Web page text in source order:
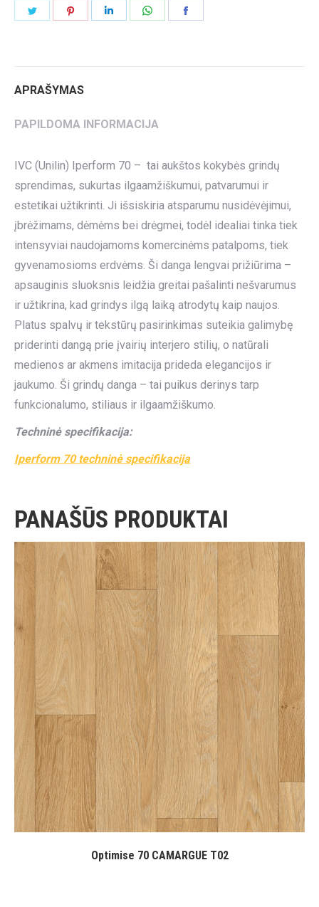
APRAŠYMAS
PAPILDOMA INFORMACIJA
IVC (Unilin) Iperform 70 – tai aukštos kokybės grindų
sprendimas, sukurtas ilgaamžiškumui, patvarumui ir
estetikai užtikrinti. Ji išsiskiria atsparumu nusidėvėjimui,
įbrėžimams, dėmėms bei drėgmei, todėl idealiai tinka tiek
intensyviai naudojamoms komercinėms patalpoms, tiek
gyvenamosioms erdvėms. Ši danga lengvai prižiūrima –
apsauginis sluoksnis leidžia greitai pašalinti nešvarumus
ir užtikrina, kad grindys ilgą laiką atrodytų kaip naujos.
Platus spalvų ir tekstūrų pasirinkimas suteikia galimybę
priderinti dangą prie įvairių interjero stilių, o natūrali
medienos ar akmens imitacija prideda elegancijos ir
jaukumo. Ši grindų danga – tai puikus derinys tarp
funkcionalumo, stiliaus ir ilgaamžiškumo.
Techninė specifikacija:
Iperform 70 techninė specifikacija
PANAŠŪS PRODUKTAI
Optimise 70 CAMARGUE T02